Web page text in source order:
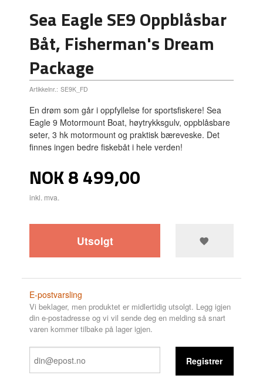
Sea Eagle SE9 Oppblåsbar
Båt, Fisherman's Dream
Package
Artikkelnr.: SE9K_FD
En drøm som går i oppfyllelse for sportsfiskere! Sea
Eagle 9 Motormount Boat, høytrykksgulv, oppblåsbare
seter, 3 hk motormount og praktisk bæreveske. Det
finnes ingen bedre fiskebåt i hele verden!
Pris
NOK8 499,00
inkl. mva.
Utsolgt
E-postvarsling
Vi beklager, men produktet er midlertidig utsolgt. Legg igjen
din e-postadresse og vi vil sende deg en melding så snart
varen kommer tilbake på lager igjen.
Registrer